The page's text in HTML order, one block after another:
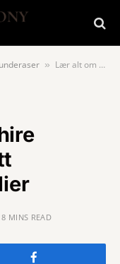
» Lær alt om Lancashire Heeler: En komplett raseguide for familier
8 MINS READ